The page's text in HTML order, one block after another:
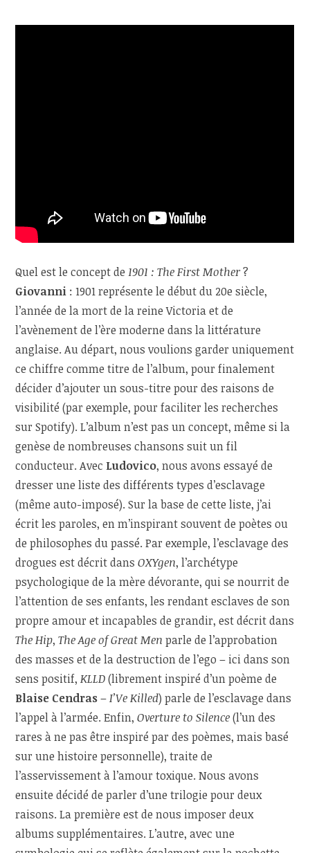
Quel est le concept de1901 : The First Mother?
Giovanni : 1901 représente le début du 20e siècle,
l’année de la mort de la reine Victoria et de
l’avènement de l’ère moderne dans la littérature
anglaise. Au départ, nous voulions garder uniquement
ce chiffre comme titre de l’album, pour finalement
décider d’ajouter un sous-titre pour des raisons de
visibilité (par exemple, pour faciliter les recherches
sur Spotify). L’album n’est pas un concept, même si la
genèse de nombreuses chansons suit un fil
conducteur. Avec Ludovico, nous avons essayé de
dresser une liste des différents types d’esclavage
(même auto-imposé). Sur la base de cette liste, j’ai
écrit les paroles, en m’inspirant souvent de poètes ou
de philosophes du passé. Par exemple, l’esclavage des
drogues est décrit dansOXYgen, l’archétype
psychologique de la mère dévorante, qui se nourrit de
l’attention de ses enfants, les rendant esclaves de son
propre amour et incapables de grandir, est décrit dans
The Hip,The Age of Great Menparle de l’approbation
des masses et de la destruction de l’ego – ici dans son
sens positif,KLLD(librement inspiré d’un poème de
Blaise Cendras–I’Ve Killed) parle de l’esclavage dans
l’appel à l’armée. Enfin,Overture to Silence(l’un des
rares à ne pas être inspiré par des poèmes, mais basé
sur une histoire personnelle), traite de
l’asservissement à l’amour toxique. Nous avons
ensuite décidé de parler d’une trilogie pour deux
raisons. La première est de nous imposer deux
albums supplémentaires. L’autre, avec une